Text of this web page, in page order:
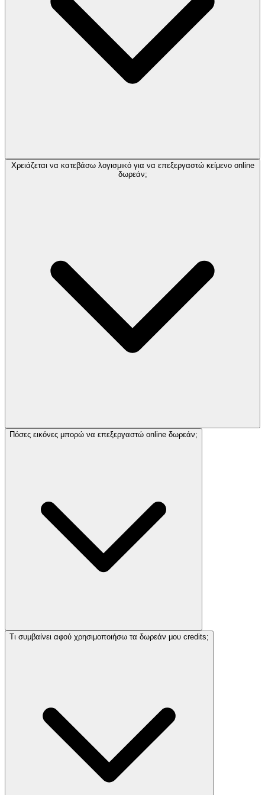
Χρειάζεται να κατεβάσω λογισμικό για να επεξεργαστώ κείμενο online
δωρεάν;
Πόσες εικόνες μπορώ να επεξεργαστώ online δωρεάν;
Τι συμβαίνει αφού χρησιμοποιήσω τα δωρεάν μου credits;